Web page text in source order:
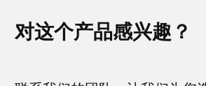
对这个产品感兴趣？